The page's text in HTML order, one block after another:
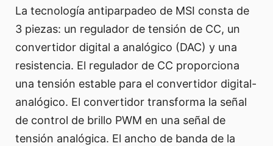
La tecnología antiparpadeo de MSI consta de
3 piezas: un regulador de tensión de CC, un
convertidor digital a analógico (DAC) y una
resistencia. El regulador de CC proporciona
una tensión estable para el convertidor digital-
analógico. El convertidor transforma la señal
de control de brillo PWM en una señal de
tensión analógica. El ancho de banda de la